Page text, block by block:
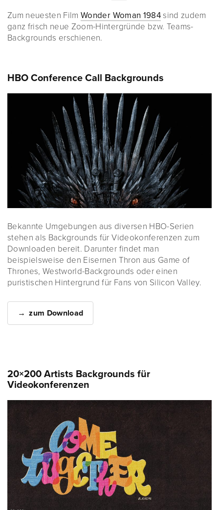
Zum neuesten FilmWonder Woman 1984sind zudem
ganz frisch neue Zoom-Hintergründe bzw. Teams-
Backgrounds erschienen.
HBO Conference Call Backgrounds
Bekannte Umgebungen aus diversen HBO-Serien
stehen als Backgrounds für Videokonferenzen zum
Downloaden bereit. Darunter findet man
beispielsweise den Eisernen Thron aus Game of
Thrones, Westworld-Backgrounds oder einen
puristischen Hintergrund für Fans von Silicon Valley.
zum Download
20×200 Artists Backgrounds für
Videokonferenzen